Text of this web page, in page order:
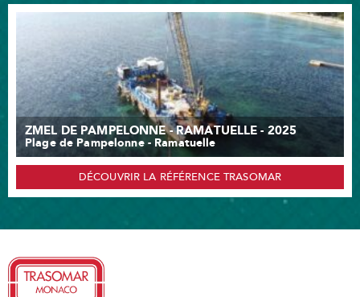
ZMEL DE PAMPELONNE - RAMATUELLE - 2025
Plage de Pampelonne - Ramatuelle
DÉCOUVRIR LA RÉFÉRENCE TRASOMAR